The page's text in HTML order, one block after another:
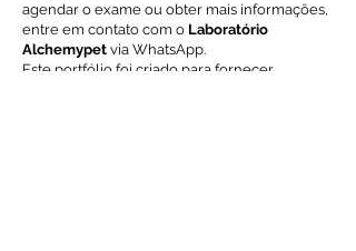
agendar o exame ou obter mais informações,
entre em contato com o Laboratório
Alchemypet via WhatsApp.
Este portfólio foi criado para fornecer